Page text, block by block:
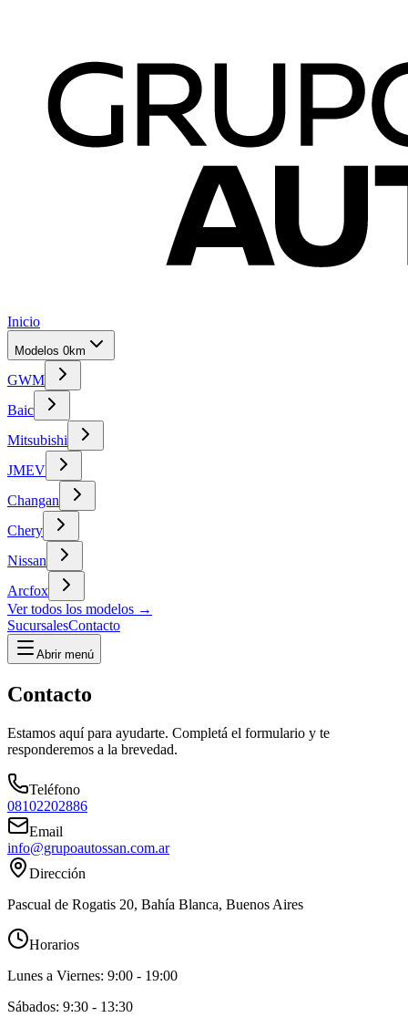
Inicio
Modelos 0km
GWM
Baic
Mitsubishi
JMEV
Changan
Chery
Nissan
Arcfox
Ver todos los modelos →
SucursalesContacto
Abrir menú
Contacto
Estamos aquí para ayudarte. Completá el formulario y te
responderemos a la brevedad.
Teléfono
08102202886
Email
info@grupoautossan.com.ar
Dirección
Pascual de Rogatis 20, Bahía Blanca, Buenos Aires
Horarios
Lunes a Viernes: 9:00 - 19:00
Sábados: 9:30 - 13:30